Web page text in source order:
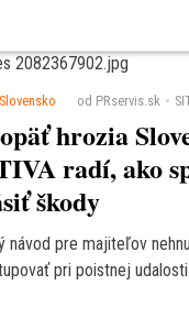
Slovensko od PRservis.sk
hrozia
radí, ako
škody
návod pre majiteľov
pri poistnej udalosti